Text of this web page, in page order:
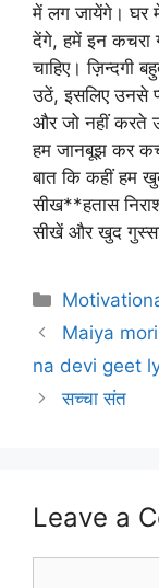
में लग जायेंगे। घर
देंगे, हमें इन कचरा
चाहिए। ज़िन्दगी
उठें, इसलिए उनसे
और जो नहीं करते
हम जानबूझ कर
बात कि कहीं हम
सीख**हतास
सीखें और खुद
Categories
Maiya
na devi geet
सच्चा संत
Leave a